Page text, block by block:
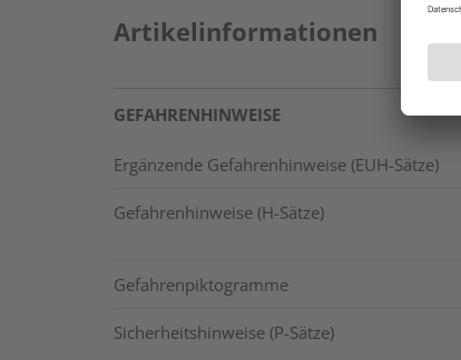
Artikelinformationen
GEFAHRENHINWEISE
Ergänzende Gefahrenhinweise (EUH-Sätze)
Gefahrenhinweise (H-Sätze)
Gefahrenpiktogramme
Sicherheitshinweise (P-Sätze)